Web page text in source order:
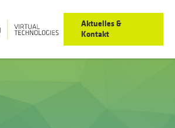
Aktuelles &
Kontakt